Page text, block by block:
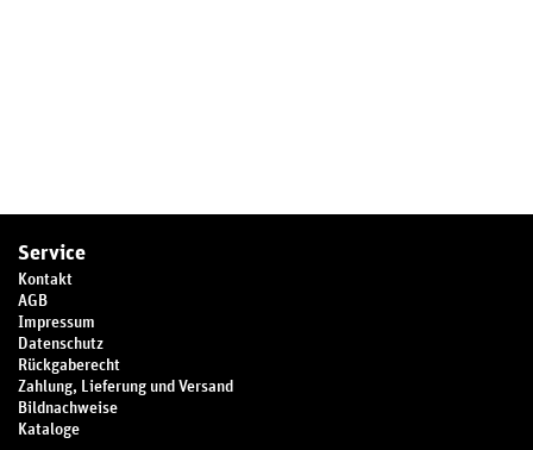
Service
Kontakt
AGB
Impressum
Datenschutz
Rückgaberecht
Zahlung, Lieferung und Versand
Bildnachweise
Kataloge